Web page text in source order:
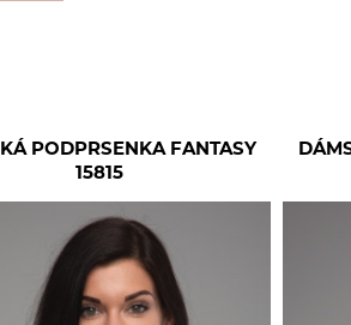
PODPRSENKA FANTASY
15815